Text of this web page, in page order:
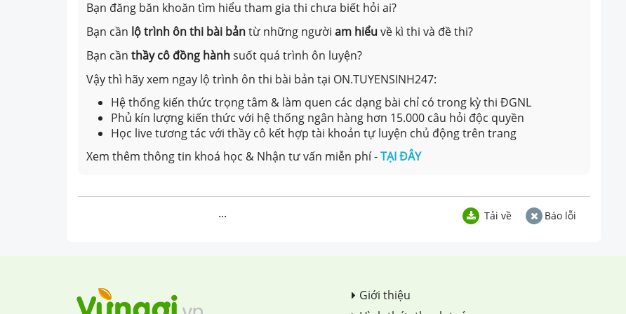
Bạn đăng băn khoăn tìm hiểu tham gia thi chưa biết hỏi ai?
Bạn cần lộ trình ôn thi bài bảntừ những người am hiểuvề kì thi và đề thi?
Bạn cần thầy cô đồng hànhsuốt quá trình ôn luyện?
Vậy thì hãy xem ngay lộ trình ôn thi bài bản tại ON.TUYENSINH247:
Hệ thống kiến thức trọng tâm & làm quen các dạng bài chỉ có trong kỳ thi ĐGNL
Phủ kín lượng kiến thức với hệ thống ngân hàng hơn 15.000 câu hỏi độc quyền
Học live tương tác với thầy cô kết hợp tài khoản tự luyện chủ động trên trang
Xem thêm thông tin khoá học & Nhận tư vấn miễn phí -TẠI ĐÂY
... Tải về Báo lỗi
Giới thiệu